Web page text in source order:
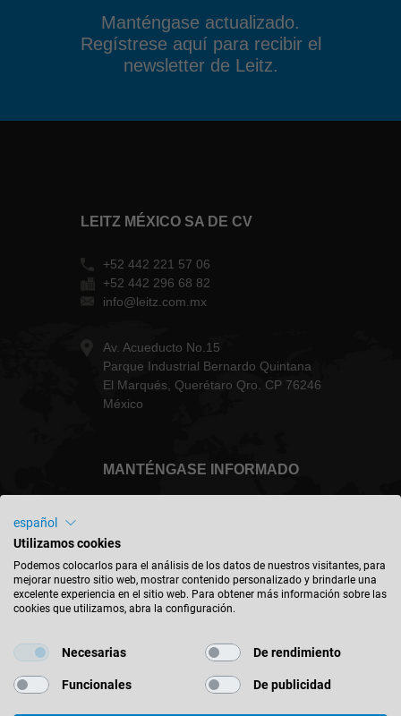
Manténgase actualizado.
Regístrese aquí para recibir el
newsletter de Leitz.
LEITZ MÉXICO SA DE CV
+52 442 221 57 06
+52 442 296 68 82
info@leitz.com.mx
Av. Acueducto No.15
Parque Industrial Bernardo Quintana
El Marqués, Querétaro Qro. CP 76246
México
MANTÉNGASE INFORMADO
México - español
español
Utilizamos cookies
Podemos colocarlos para el análisis de los datos de nuestros visitantes, para
mejorar nuestro sitio web, mostrar contenido personalizado y brindarle una
excelente experiencia en el sitio web. Para obtener más información sobre las
cookies que utilizamos, abra la configuración.
Necesarias De rendimiento
Funcionales De publicidad